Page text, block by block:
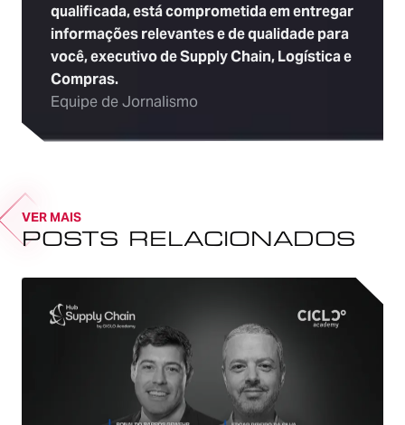
qualificada, está comprometida em entregar
informações relevantes e de qualidade para
você, executivo de Supply Chain, Logística e
Compras.
Equipe de Jornalismo
VER MAIS
POSTS RELACIONADOS